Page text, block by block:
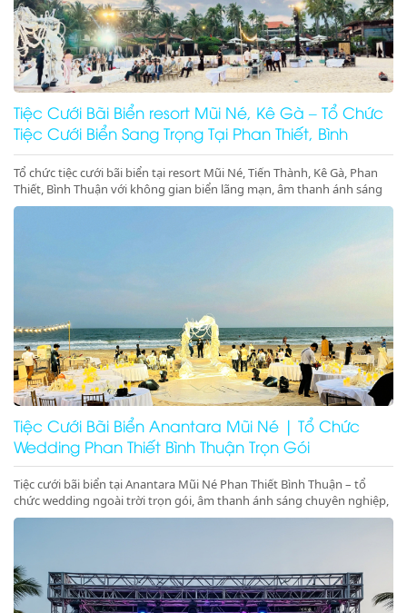
Tiệc Cưới Bãi Biển resort Mũi Né, Kê Gà – Tổ Chức
Tiệc Cưới Biển Sang Trọng Tại Phan Thiết, Bình
Thuận
Tổ chức tiệc cưới bãi biển tại resort Mũi Né, Tiến Thành, Kê Gà, Phan
Thiết, Bình Thuận với không gian biển lãng mạn, âm thanh ánh sáng
chuyên nghiệp, sân khấu cưới đẳng cấp. Liên hệ ngay để đặt dịch vụ
Tiệc Cưới Bãi Biển Anantara Mũi Né | Tổ Chức
Wedding Phan Thiết Bình Thuận Trọn Gói
Tiệc cưới bãi biển tại Anantara Mũi Né Phan Thiết Bình Thuận – tổ
chức wedding ngoài trời trọn gói, âm thanh ánh sáng chuyên nghiệp,
sân khấu cưới trên biển sang trọng, lãng mạn, đẳng cấp